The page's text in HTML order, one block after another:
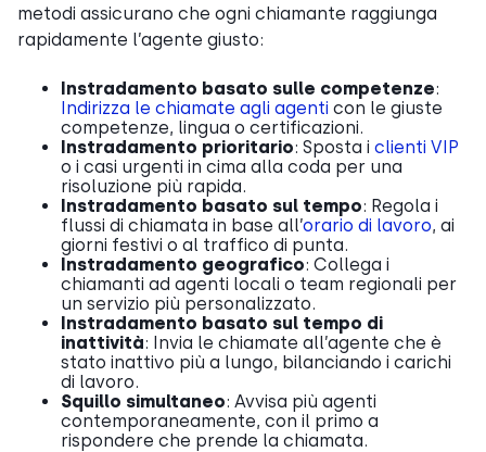
metodi assicurano che ogni chiamante raggiunga
rapidamente l’agente giusto:
Instradamento basato sulle competenze:
Indirizza le chiamate agli agenti con le giuste
competenze, lingua o certificazioni.
Instradamento prioritario: Sposta i clienti VIP
o i casi urgenti in cima alla coda per una
risoluzione più rapida.
Instradamento basato sul tempo: Regola i
flussi di chiamata in base all’orario di lavoro, ai
giorni festivi o al traffico di punta.
Instradamento geografico: Collega i
chiamanti ad agenti locali o team regionali per
un servizio più personalizzato.
Instradamento basato sul tempo di
inattività: Invia le chiamate all’agente che è
stato inattivo più a lungo, bilanciando i carichi
di lavoro.
Squillo simultaneo: Avvisa più agenti
contemporaneamente, con il primo a
rispondere che prende la chiamata.